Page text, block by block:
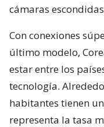
cámaras
Con conexiones
último modelo,
estar entre los
tecnología.
habitantes tienen
representa la tasa